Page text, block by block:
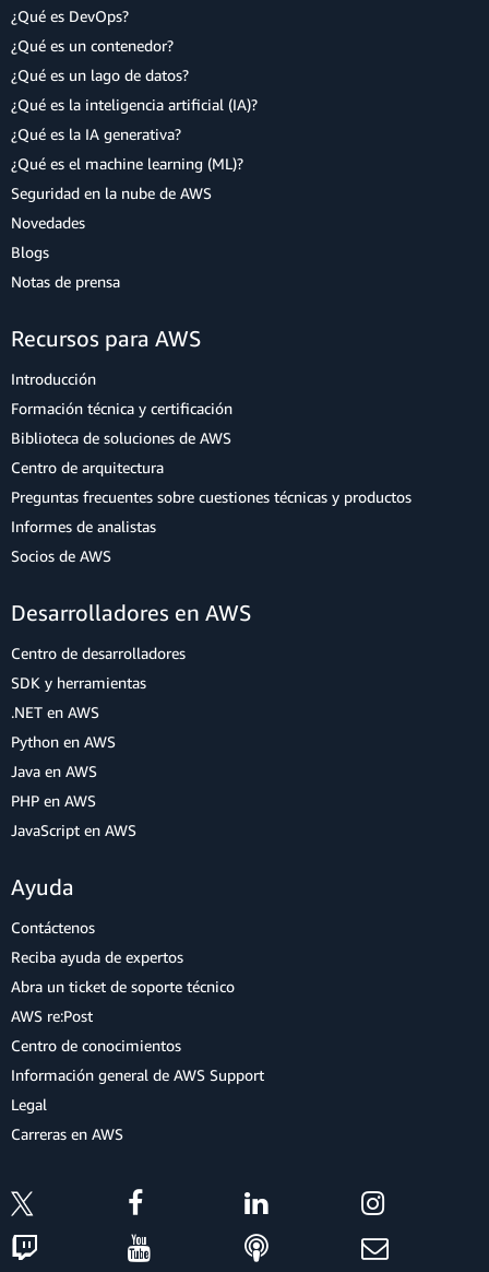
¿Qué es DevOps?
¿Qué es un contenedor?
¿Qué es un lago de datos?
¿Qué es la inteligencia artificial (IA)?
¿Qué es la IA generativa?
¿Qué es el machine learning (ML)?
Seguridad en la nube de AWS
Novedades
Blogs
Notas de prensa
Recursos para AWS
Introducción
Formación técnica y certificación
Biblioteca de soluciones de AWS
Centro de arquitectura
Preguntas frecuentes sobre cuestiones técnicas y productos
Informes de analistas
Socios de AWS
Desarrolladores en AWS
Centro de desarrolladores
SDK y herramientas
.NET en AWS
Python en AWS
Java en AWS
PHP en AWS
JavaScript en AWS
Ayuda
Contáctenos
Reciba ayuda de expertos
Abra un ticket de soporte técnico
AWS re:Post
Centro de conocimientos
Información general de AWS Support
Legal
Carreras en AWS